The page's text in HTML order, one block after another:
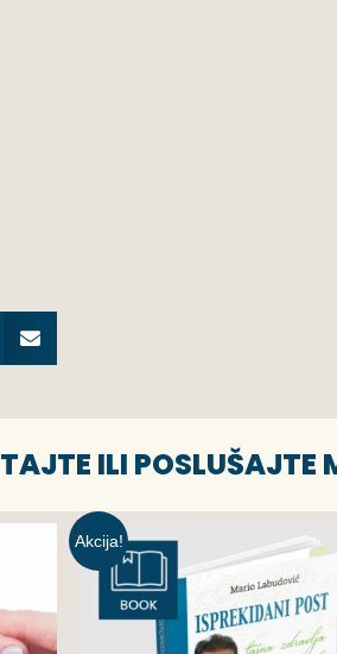
ILI POSLUŠAJTE
Akcija!